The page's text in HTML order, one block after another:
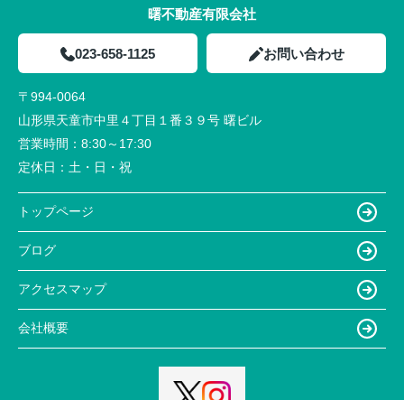
曙不動産有限会社
023-658-1125 お問い合わせ
〒994-0064
山形県天童市中里４丁目１番３９号 曙ビル
営業時間： 8:30～17:30
定休日： 土・日・祝
トップページ
ブログ
アクセスマップ
会社概要